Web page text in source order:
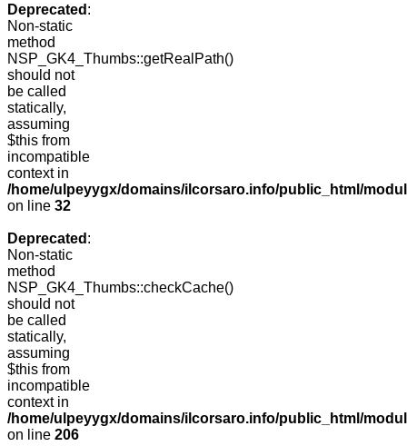
Deprecated :
Non-static
method
NSP_GK4_Thumbs::getRealPath()
should not
be called
statically,
assuming
$this from
incompatible
context in
/home/ulpeyygx/domains/ilcorsaro.info/public_html/
on line 32
Deprecated :
Non-static
method
NSP_GK4_Thumbs::checkCache()
should not
be called
statically,
assuming
$this from
incompatible
context in
/home/ulpeyygx/domains/ilcorsaro.info/public_html/
on line 206